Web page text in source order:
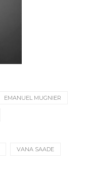
EMANUEL MUGNIER
VANA SAADE